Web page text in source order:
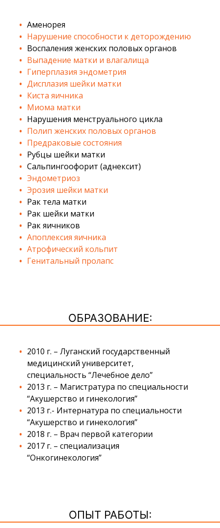
Аменорея
Нарушение способности к деторождению
Воспаления женских половых органов
Выпадение матки и влагалища
Гиперплазия эндометрия
Дисплазия шейки матки
Киста яичника
Миома матки
Нарушения менструального цикла
Полип женских половых органов
Предраковые состояния
Рубцы шейки матки
Сальпингоофорит (аднексит)
Эндометриоз
Эрозия шейки матки
Рак тела матки
Рак шейки матки
Рак яичников
Апоплексия яичника
Атрофический кольпит
Генитальный пролапс
ОБРАЗОВАНИЕ:
2010 г. – Луганский государственный
медицинский университет,
специальность “Лечебное дело”
2013 г. – Магистратура по специальности
“Акушерство и гинекология”
2013 г.- Интернатура по специальности
“Акушерство и гинекология”
2018 г. – Врач первой категории
2017 г. – специализация
“Онкогинекология”
ОПЫТ РАБОТЫ: